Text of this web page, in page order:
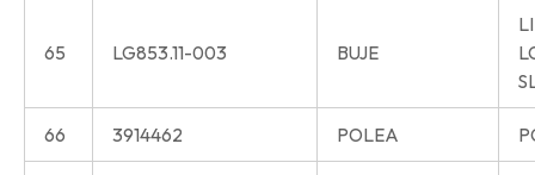
65 LG853.11-003 BUJE
66 3914462 POLEA